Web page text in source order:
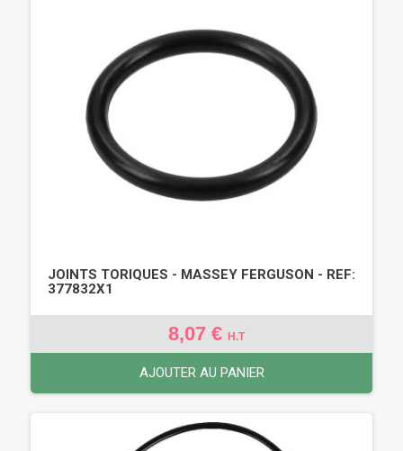
JOINTS TORIQUES - MASSEY FERGUSON - REF:
377832X1
8,07 € H.T
AJOUTER AU PANIER